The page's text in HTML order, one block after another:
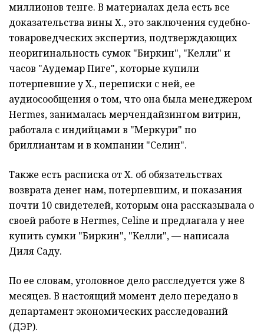
миллионов тенге. В материалах дела есть все
доказательства вины Х., это заключения судебно-
товароведческих экспертиз, подтверждающих
неоригинальность сумок "Биркин", "Келли" и
часов "Аудемар Пиге", которые купили
потерпевшие у Х., переписки с ней, ее
аудиосообщения о том, что она была менеджером
Hermes, занималась мерчендайзингом витрин,
работала с индийцами в "Меркури" по
бриллиантам и в компании "Селин".
Также есть расписка от Х. об обязательствах
возврата денег нам, потерпевшим, и показания
почти 10 свидетелей, которым она рассказывала о
своей работе в Hermes, Celine и предлагала у нее
купить сумки "Биркин", "Келли", — написала
Диля Саду.
По ее словам, уголовное дело расследуется уже 8
месяцев. В настоящий момент дело передано в
департамент экономических расследований
(ДЭР).